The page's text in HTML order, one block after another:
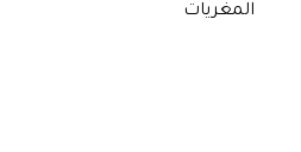
المغريات